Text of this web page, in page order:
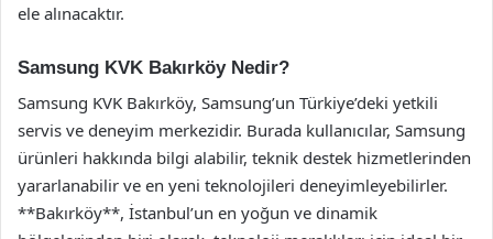
ele alınacaktır.
Samsung KVK Bakırköy Nedir?
Samsung KVK Bakırköy, Samsung’un Türkiye’deki yetkili
servis ve deneyim merkezidir. Burada kullanıcılar, Samsung
ürünleri hakkında bilgi alabilir, teknik destek hizmetlerinden
yararlanabilir ve en yeni teknolojileri deneyimleyebilirler.
**Bakırköy**, İstanbul’un en yoğun ve dinamik